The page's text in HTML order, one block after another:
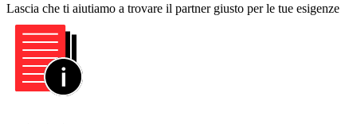
Lascia che ti aiutiamo a trovare il partner giusto per le tue esigenze